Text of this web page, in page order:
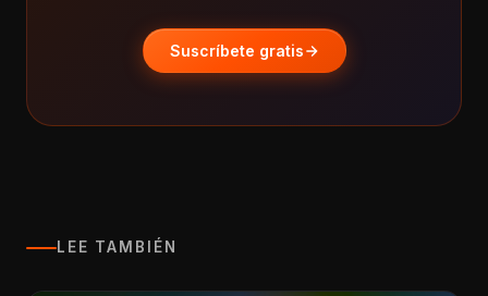
Suscríbete gratis
LEE TAMBIÉN